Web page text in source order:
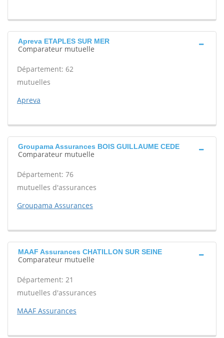
Apreva ETAPLES SUR MER
Comparateur mutuelle
Département: 62
mutuelles
Apreva
Groupama Assurances BOIS GUILLAUME CEDE
Comparateur mutuelle
Département: 76
mutuelles d'assurances
Groupama Assurances
MAAF Assurances CHATILLON SUR SEINE
Comparateur mutuelle
Département: 21
mutuelles d'assurances
MAAF Assurances